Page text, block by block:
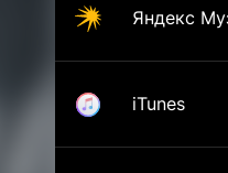
Яндекс
iTunes